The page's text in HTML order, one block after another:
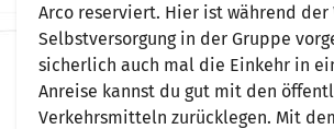
Arco reserviert. Hier ist während der
Selbstversorgung in der Gruppe
sicherlich auch mal die Einkehr in
Anreise kannst du gut mit den
Verkehrsmitteln zurücklegen. Mit